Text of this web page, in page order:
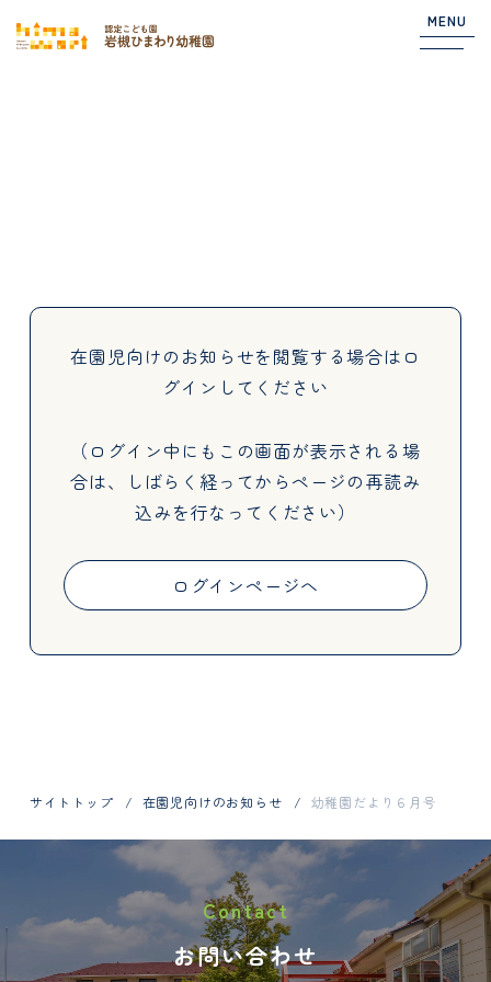
MENU
About
Activities
お問い合わせはお電話で
048-798-1404
在園児向けのお知らせを閲覧する場合は ロ
グインしてください
（ログイン中にもこの画面が表示される場
合は、しばらく経ってからページの再読み
込みを行なってください）
ログインページへ
サイトトップ 在園児向けのお知らせ 幼稚園だより６月号
Contact
お問い合わせ